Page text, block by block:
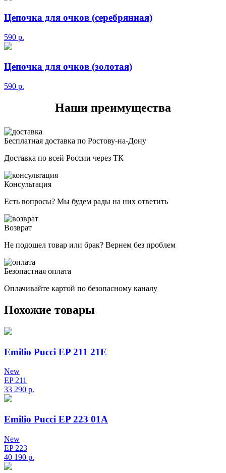
Цепочка для очков (серебрянная)
590 р.
Цепочка для очков (золотая)
590 р.
Наши преимущества
Бесплатная доставка по Ростову-на-Дону
Доставка по всей России через ТК
Консультация
Есть вопросы? Мы будем рады на них ответить
Возврат
Не подошел товар или брак? Вернем без проблем
Безопастная оплата
Оплачивайте картой по безопасному каналу
Похожие товары
Emilio Pucci EP 211 21E
New
EP 211
33 290 р.
Emilio Pucci EP 223 01A
New
EP 223
40 190 р.